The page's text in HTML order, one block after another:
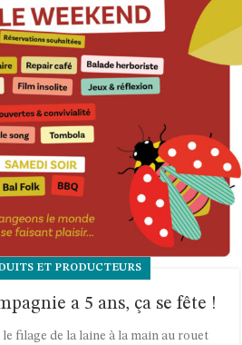
ET PRODUCTEURS
a 5 ans, ça se fête !
filage de la laine à la main au rouet